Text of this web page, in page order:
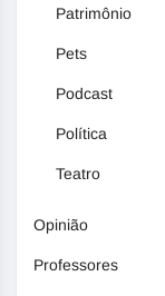
Patrimônio
Pets
Podcast
Política
Teatro
Opinião
Professores